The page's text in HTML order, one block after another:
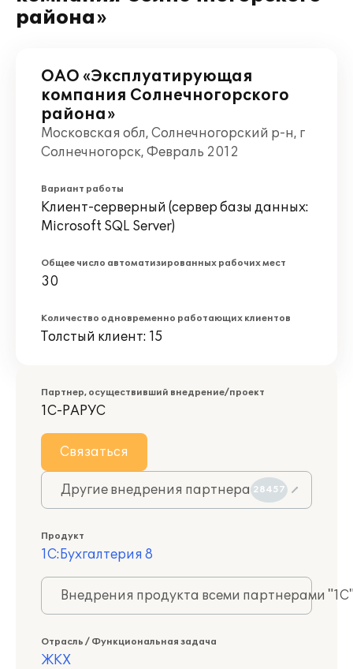
района»
ОАО «Эксплуатирующая
компания Солнечногорского
района»
Московская обл, Солнечногорский р-н, г
Солнечногорск, Февраль 2012
Вариант работы
Клиент-серверный (сервер базы данных:
Microsoft SQL Server)
Общее число автоматизированных рабочих мест
30
Количество одновременно работающих клиентов
Толстый клиент: 15
Партнер, осуществивший внедрение/проект
1С-РАРУС
Связаться
Другие внедрения партнера 28457
Продукт
1С:Бухгалтерия 8
Внедрения продукта всеми партнерами
Отрасль / Функциональная задача
ЖКХ